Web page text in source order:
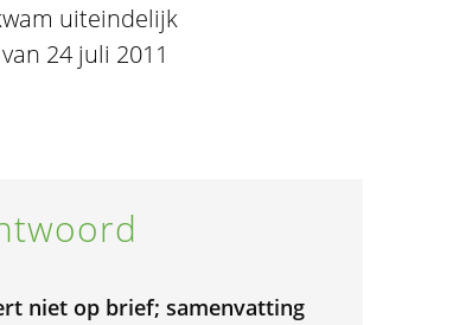
uiteindelijk
24 juli 2011
niet op brief; samenvatting